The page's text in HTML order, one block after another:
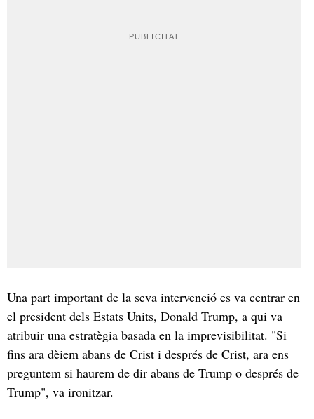
Una part important de la seva intervenció es va centrar en
el president dels Estats Units, Donald Trump, a qui va
atribuir una estratègia basada en la imprevisibilitat. "Si
fins ara dèiem abans de Crist i després de Crist, ara ens
preguntem si haurem de dir abans de Trump o després de
Trump", va ironitzar.